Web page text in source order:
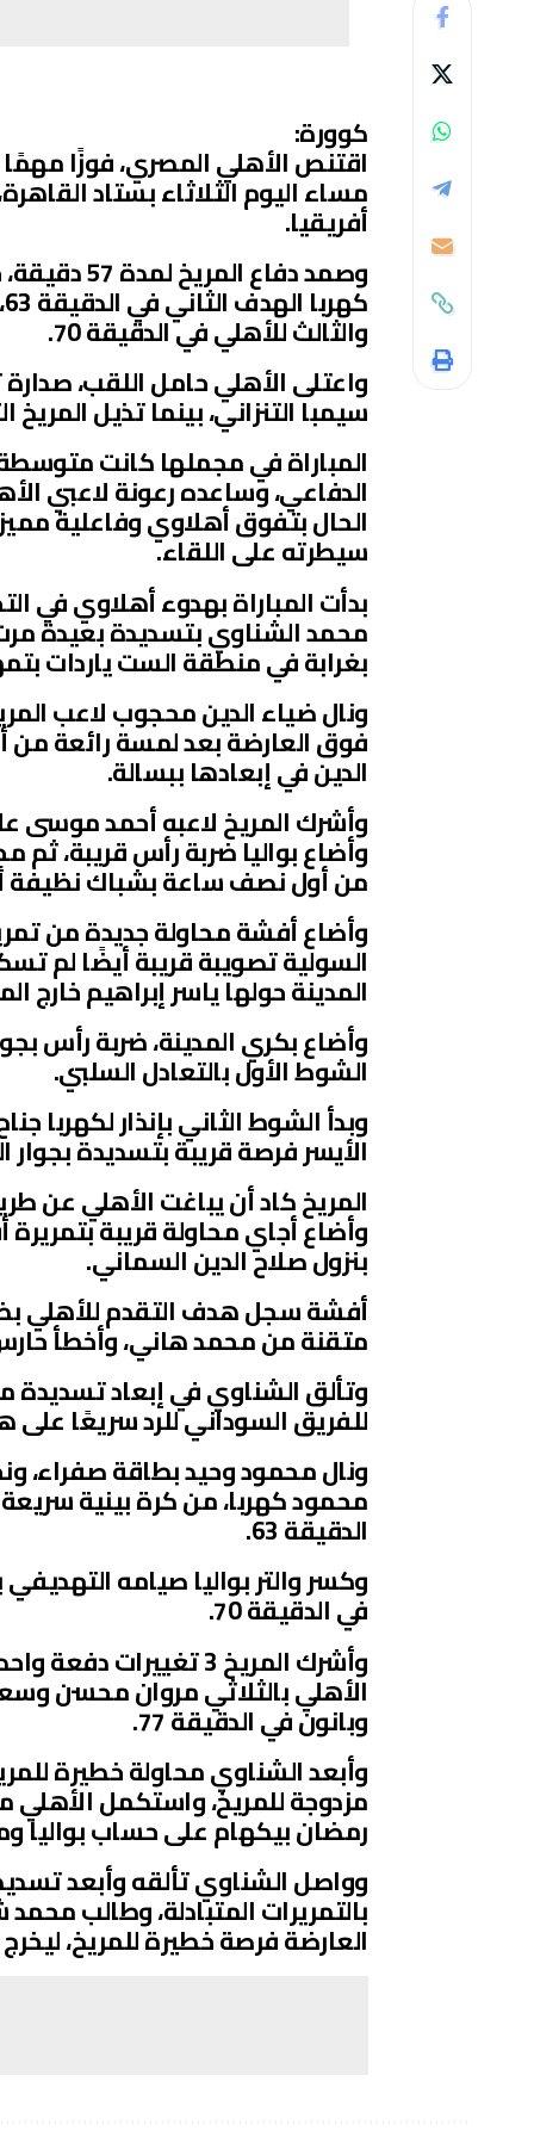
كوورة:
مساء اليوم الثلاثاء بستاد
أفريقيا.
وصمد
والثالث للأهلي في الدقيقة 70.
سيمبا التنزاني، بينما تذيل المريخ
المباراة في مجملها كانت
الدفاعي، وساعده رعونة لاعبي
الحال بتفوق أهلاوي وفاعلية
سيطرته على اللقاء.
بدأت المباراة بهدوء أهلاوي في
محمد الشناوي بتسديدة بعيدة
بغرابة في منطقة الست ياردات
ونال ضياء الدين محجوب لاعب
فوق العارضة بعد لمسة رائعة من
الدين في إبعادها ببسالة.
وأضاع بواليا ضربة رأس قريبة، ثم
من أول نصف ساعة بشباك نظيفة
وأضاع أفشة محاولة جديدة من
السولية تصويبة قريبة أيضًا لم
المدينة حولها ياسر إبراهيم خارج
وأضاع بكري المدينة، ضربة رأس
الشوط الأول بالتعادل السلبي.
وبدأ الشوط الثاني بإنذار لكهربا
الأيسر فرصة قريبة بتسديدة بجوار
المريخ كاد أن يباغت الأهلي عن
بنزول صلاح الدين السماني.
متقنة من محمد هاني، وأخطأ
وتألق الشناوي في إبعاد تسديدة
للفريق السوداني للرد سريعًا
ونال محمود وحيد بطاقة صفراء،
محمود كهربا، من كرة بينية
الدقيقة 63.
وكسر والتر بواليا صيامه
في الدقيقة 70.
وأشرك المريخ 3
الأهلي بالثلاثي مروان محسن
وبانون في الدقيقة 77.
وأبعد الشناوي محاولة خطيرة
مزدوجة للمريخ، واستكمل
رمضان بيكهام على حساب بواليا
وواصل الشناوي تألقه وأبعد
بالتمريرات المتبادلة، وطالب
العارضة فرصة خطيرة للمريخ، ليخرج